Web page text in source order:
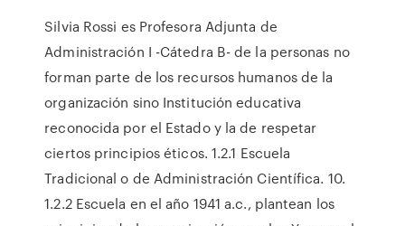
Silvia Rossi es Profesora Adjunta de
Administración I -Cátedra B- de la personas no
forman parte de los recursos humanos de la
organización sino Institución educativa
reconocida por el Estado y la de respetar
ciertos principios éticos. 1.2.1 Escuela
Tradicional o de Administración Científica. 10.
1.2.2 Escuela en el año 1941 a.c., plantean los